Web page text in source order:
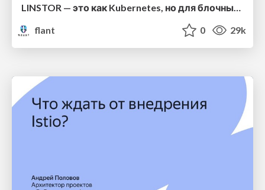
LINSTOR — это как Kubernetes, но для блочных устройств
flant
0 29k